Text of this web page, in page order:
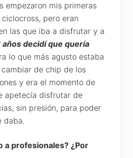
empezaron mis primeras
pero eran
las que iba a disfrutar y a
años decidí que quería
lo que más agusto estaba
de chip de los
y era el momento de
apetecía disfrutar de
sin presión, para poder
daba.
a profesionales? ¿Por